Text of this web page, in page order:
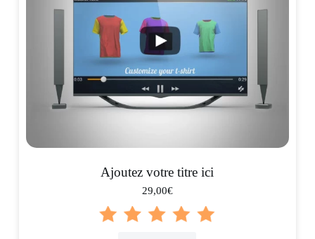
Ajoutez votre titre ici
29,00€